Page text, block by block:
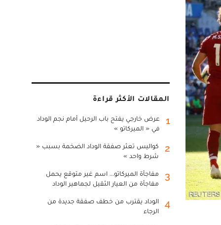
المقالات الأكثر قراءة
1
عرض خارجي يفتح باب الرحيل أمام نجم الوداد
في « الميركاتو »
2
كواليس تعثر صفقة الوداد الضخمة بسبب «
شرط واحد »
3
مفاجأة الميركاتو... اسم غير متوقع يحمل
مفاجأة من العيار الثقيل لجماهير الوداد
4
الوداد يقترب من خطف صفقة جديدة من
الرجاء